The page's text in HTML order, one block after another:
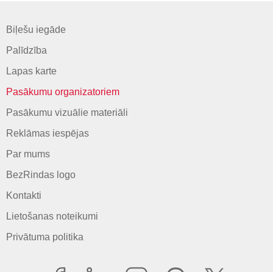
Biļešu iegāde
Palīdzība
Lapas karte
Pasākumu organizatoriem
Pasākumu vizuālie materiāli
Reklāmas iespējas
Par mums
BezRindas logo
Kontakti
Lietošanas noteikumi
Privātuma politika